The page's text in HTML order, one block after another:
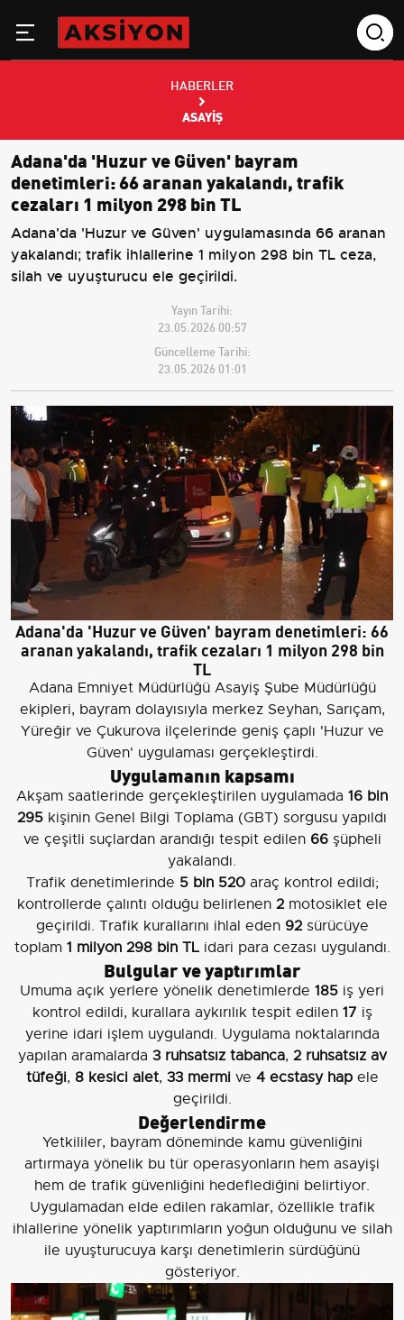
HABERLER
ASAYIŞ
Adana'da 'Huzur ve Güven' bayram
denetimleri: 66 aranan yakalandı, trafik
cezaları 1 milyon 298 bin TL
Adana'da 'Huzur ve Güven' uygulamasında 66 aranan
yakalandı; trafik ihlallerine 1 milyon 298 bin TL ceza,
silah ve uyuşturucu ele geçirildi.
Yayın Tarihi:
23.05.2026 00:57
Güncelleme Tarihi:
23.05.2026 01:01
Adana'da 'Huzur ve Güven' bayram denetimleri: 66
aranan yakalandı, trafik cezaları 1 milyon 298 bin
TL
Adana Emniyet Müdürlüğü Asayiş Şube Müdürlüğü
ekipleri, bayram dolayısıyla merkez Seyhan, Sarıçam,
Yüreğir ve Çukurova ilçelerinde geniş çaplı 'Huzur ve
Güven' uygulaması gerçekleştirdi.
Uygulamanın kapsamı
Akşam saatlerinde gerçekleştirilen uygulamada 16 bin
295 kişinin Genel Bilgi Toplama (GBT) sorgusu yapıldı
ve çeşitli suçlardan arandığı tespit edilen 66şüpheli
yakalandı.
Trafik denetimlerinde 5 bin 520araç kontrol edildi;
kontrollerde çalıntı olduğu belirlenen 2motosiklet ele
geçirildi. Trafik kurallarını ihlal eden 92sürücüye
toplam 1 milyon 298 bin TLidari para cezası uygulandı.
Bulgular ve yaptırımlar
Umuma açık yerlere yönelik denetimlerde 185 iş yeri
kontrol edildi, kurallara aykırılık tespit edilen 17 iş
yerine idari işlem uygulandı. Uygulama noktalarında
yapılan aramalarda 3 ruhsatsız tabanca, 2 ruhsatsız av
tüfeği, 8 kesici alet, 33 mermive 4 ecstasy hapele
geçirildi.
Değerlendirme
Yetkililer, bayram döneminde kamu güvenliğini
artırmaya yönelik bu tür operasyonların hem asayişi
hem de trafik güvenliğini hedeflediğini belirtiyor.
Uygulamadan elde edilen rakamlar, özellikle trafik
ihlallerine yönelik yaptırımların yoğun olduğunu ve silah
ile uyuşturucuya karşı denetimlerin sürdüğünü
gösteriyor.